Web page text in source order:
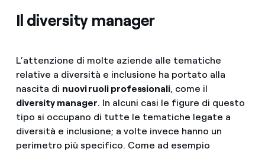
Il diversity manager
L’attenzione di molte aziende alle tematiche
relative a diversità e inclusione ha portato alla
nascita di nuovi ruoli professionali, come il
diversity manager. In alcuni casi le figure di questo
tipo si occupano di tutte le tematiche legate a
diversità e inclusione; a volte invece hanno un
perimetro più specifico. Come ad esempio